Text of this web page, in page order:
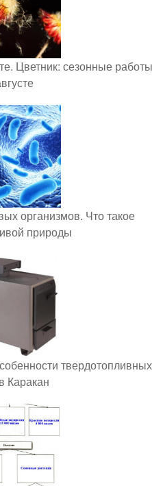
Цветник: сезонные работы
организмов. Что такое
природы
твердотопливных
Каракан